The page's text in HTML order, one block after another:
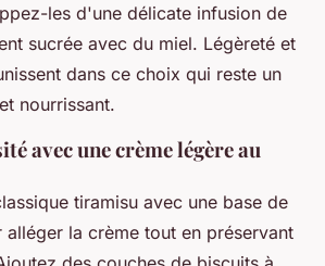
les d'une délicate infusion de
sucrée avec du miel. Légèreté et
dans ce choix qui reste un
et nourrissant.
avec une crème légère au
tiramisu avec une base de
la crème tout en préservant